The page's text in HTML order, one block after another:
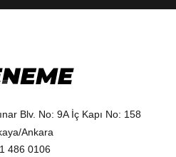
Blv. No: 9A İç Kapı No: 158
Ankara
486 0106